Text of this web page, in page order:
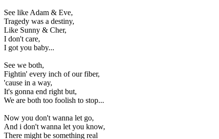
See like Adam & Eve,
Tragedy was a destiny,
Like Sunny & Cher,
I don't care,
I got you baby...
See we both,
Fightin' every inch of our fiber,
'cause in a way,
It's gonna end right but,
We are both too foolish to stop...
Now you don't wanna let go,
And i don't wanna let you know,
There might be something real